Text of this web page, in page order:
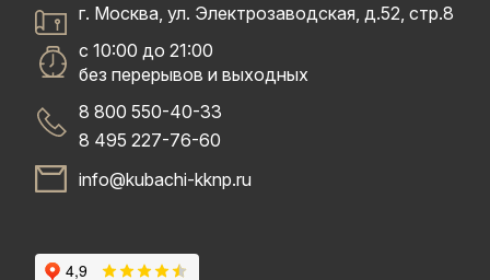
г. Москва, ул. Электрозаводская, д.52, стр.8
с 10:00 до 21:00
без перерывов и выходных
8 800 550-40-33
8 495 227-76-60
info@kubachi-kknp.ru